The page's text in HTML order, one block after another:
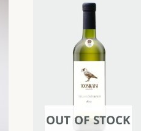
OUT OF STOCK